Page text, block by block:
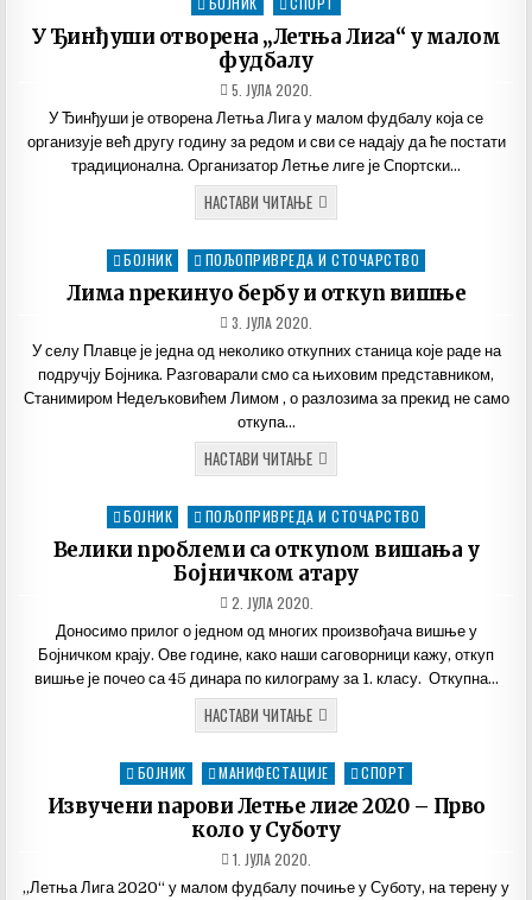
7.
ЈУЛИ,
ДАН
УСТАНКА
У Ђинђуши отворена „Летња Лига“ у малом
фудбалу
ДАТУМ
ОБЈАВЉИВАЊА:
5. ЈУЛА 2020.
У Ђинђуши је отворена Летња Лига у малом фудбалу која се
организује већ другу годину за редом и сви се надају да ће постати
традиционална. Организатор Летње лиге је Спортски…
НАСТАВИ ЧИТАЊЕУ
ЂИНЂУШИ
„ЛЕТЊА
ЛИГА“
У
МАЛОМ
ФУДБАЛУ
Posted
БОЈНИК ПОЉОПРИВРЕДА И СТОЧАРСТВО
Лима прекинуо бербу и откуп вишње
ДАТУМ
ОБЈАВЉИВАЊА:
3. ЈУЛА 2020.
У селу Плавце је једна од неколико откупних станица које раде на
подручју Бојника. Разговарали смо са њиховим представником,
Станимиром Недељковићем Лимом , о разлозима за прекид не само
откупа…
НАСТАВИ ЧИТАЊЕЛИМА
ПРЕКИНУО
И
ОТКУП
ВИШЊЕ
Posted
БОЈНИК ПОЉОПРИВРЕДА И СТОЧАРСТВО
Велики проблеми са откупом вишања у
Бојничком атару
ДАТУМ
ОБЈАВЉИВАЊА:
2. ЈУЛА 2020.
Доносимо прилог о једном од многих произвођача вишње у
Бојничком крају. Ове године, како наши саговорници кажу, откуп
вишње је почео са 45 динара по килограму за 1. класу. Откупна…
НАСТАВИ ЧИТАЊЕВЕЛИКИ
ПРОБЛЕМИ
ОТКУПОМ
ВИШАЊА
У
БОЈНИЧКОМ
АТАРУ
Posted
БОЈНИК МАНИФЕСТАЦИЈЕ СПОРТ
Извучени парови Летње лиге 2020 – Прво
коло у Суботу
ДАТУМ
ОБЈАВЉИВАЊА:
1. ЈУЛА 2020.
„Летња Лига 2020“ у малом фудбалу почиње у Суботу, на терену у